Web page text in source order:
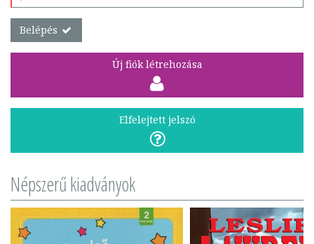
Belépés
Új fiók létrehozása
Elfelejtett jelszó
Népszerű kiadványok